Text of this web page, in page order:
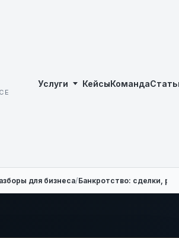
Услуги КейсыКоманда
для бизнеса/Банкротство: сделки,